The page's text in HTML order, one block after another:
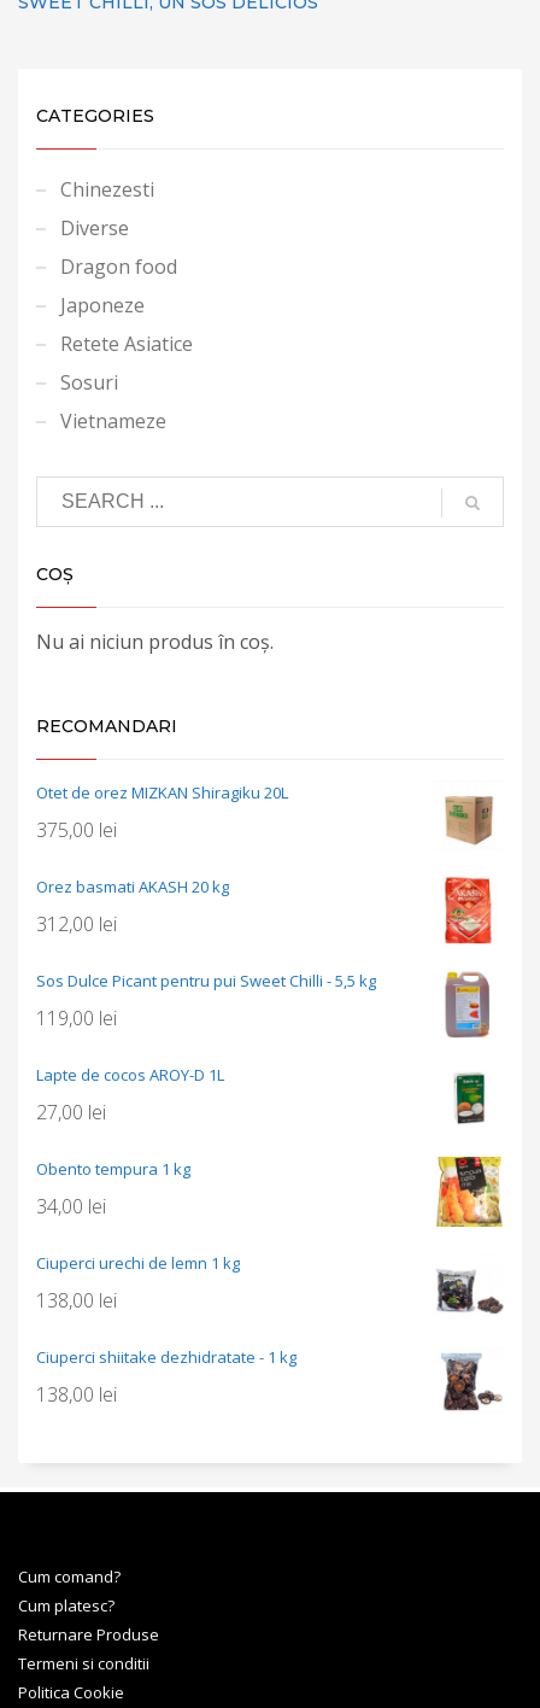
CATEGORIES
Chinezesti
Diverse
Dragon food
Japoneze
Retete Asiatice
Sosuri
Vietnameze
COȘ
Nu ai niciun produs în coș.
RECOMANDARI
Otet de orez MIZKAN Shiragiku 20L
375,00 lei
Orez basmati AKASH 20 kg
312,00 lei
Sos Dulce Picant pentru pui Sweet Chilli - 5,5 kg
119,00 lei
Lapte de cocos AROY-D 1L
27,00 lei
Obento tempura 1 kg
34,00 lei
Ciuperci urechi de lemn 1 kg
138,00 lei
Ciuperci shiitake dezhidratate - 1 kg
138,00 lei
Cum comand?
Cum platesc?
Returnare Produse
Termeni si conditii
Politica Cookie